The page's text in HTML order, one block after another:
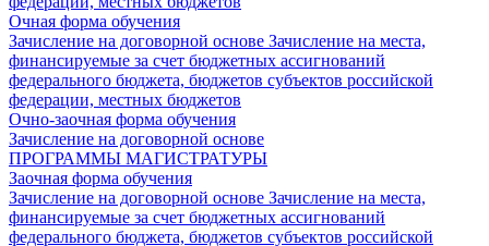
Очная форма обучения
Зачисление на договорной основе Зачисление на места,
финансируемые за счет бюджетных ассигнований
федерального бюджета, бюджетов субъектов российской
федерации, местных бюджетов
Очно-заочная форма обучения
Зачисление на договорной основе
ПРОГРАММЫ МАГИСТРАТУРЫ
Заочная форма обучения
Зачисление на договорной основе Зачисление на места,
финансируемые за счет бюджетных ассигнований
федерального бюджета, бюджетов субъектов российской